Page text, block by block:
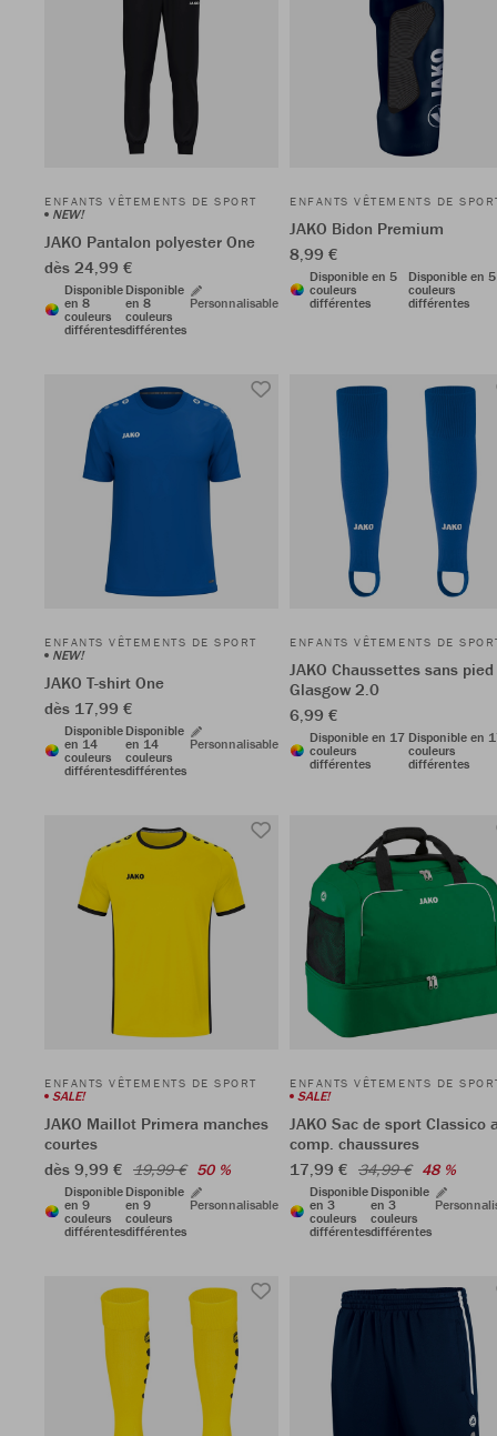
ENFANTS VÊTEMENTS DE SPORT
NEW!
JAKO Pantalon polyester One
dès 24,99 €
Disponible
en 8
couleurs
différentes
Disponible
en 8
couleurs
différentes
Personnalisable
ENFANTS VÊTEMENTS DE
JAKO Bidon Premium
8,99 €
Disponible en 5
couleurs
différentes
Disponible en 5
couleurs
différentes
ENFANTS VÊTEMENTS DE SPORT
NEW!
JAKO T-shirt One
dès 17,99 €
Disponible
en 14
couleurs
différentes
Disponible
en 14
couleurs
différentes
Personnalisable
ENFANTS VÊTEMENTS DE
JAKO Chaussettes sans pied
Glasgow 2.0
6,99 €
Disponible en 17
couleurs
différentes
Disponible en
couleurs
différentes
ENFANTS VÊTEMENTS DE SPORT
SALE!
JAKO Maillot Primera manches
courtes
dès 9,99 € 19,99 € 50 %
Disponible
en 9
couleurs
différentes
Disponible
en 9
couleurs
différentes
Personnalisable
ENFANTS VÊTEMENTS DE
SALE!
JAKO Sac de sport Classico
comp. chaussures
17,99 € 34,99 € 48 %
Disponible
en 3
couleurs
différentes
Disponible
en 3
couleurs
différentes